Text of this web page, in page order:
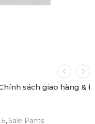
sách giao hàng &
,Sale Pants